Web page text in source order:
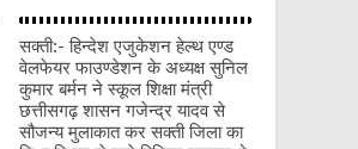
सक्ती:- हिन्देश एजुकेशन हेल्थ एण्ड
वेलफेयर फाउण्डेशन के अध्यक्ष सुनिल
कुमार बर्मन ने स्कूल शिक्षा मंत्री
छत्तीसगढ़ शासन गजेन्द्र यादव से
सौजन्य मुलाकात कर सक्ती जिला का